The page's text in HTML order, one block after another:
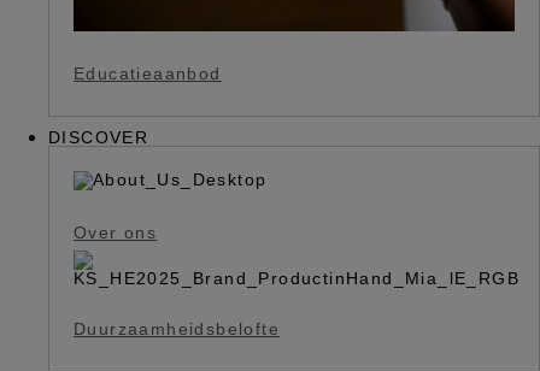
Educatieaanbod
DISCOVER
Over ons
Duurzaamheidsbelofte